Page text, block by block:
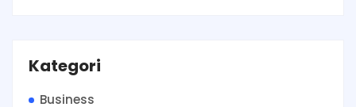
Kategori
Business